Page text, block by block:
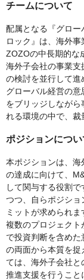
チームについて
配属となる『グロ
ロック』は、海外事
ZOZOの中長期的な
海外子会社の事業
の検討を並行して進
グローバル経営の
をブリッジしなが
れる環境の中で、裁
ポジションについ
本ポジションは、
の達成に向けて、
して関与する役割
つつ、自らポジショ
ミットが求められま
複数のプロジェク
で投資判断を含め
の両面から本質を
ては、海外子会社
推進支援を行うこと